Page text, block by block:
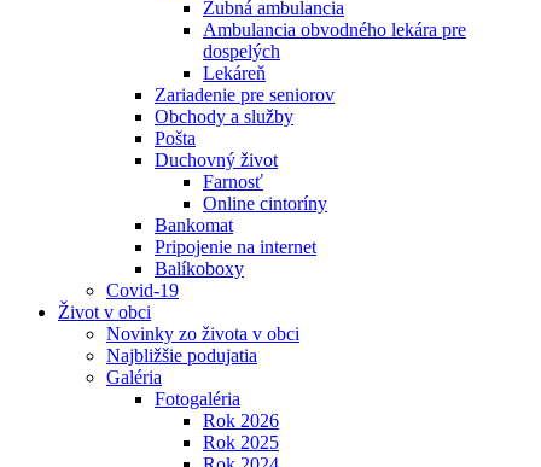
Zubná ambulancia
Ambulancia obvodného lekára pre
dospelých
Lekáreň
Zariadenie pre seniorov
Obchody a služby
Pošta
Duchovný život
Farnosť
Online cintoríny
Bankomat
Pripojenie na internet
Balíkoboxy
Covid-19
Život v obci
Novinky zo života v obci
Najbližšie podujatia
Galéria
Fotogaléria
Rok 2026
Rok 2025